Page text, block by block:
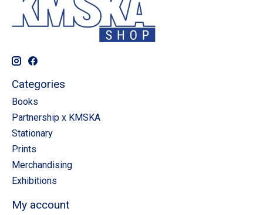
Categories
Books
Partnership x KMSKA
Stationary
Prints
Merchandising
Exhibitions
My account